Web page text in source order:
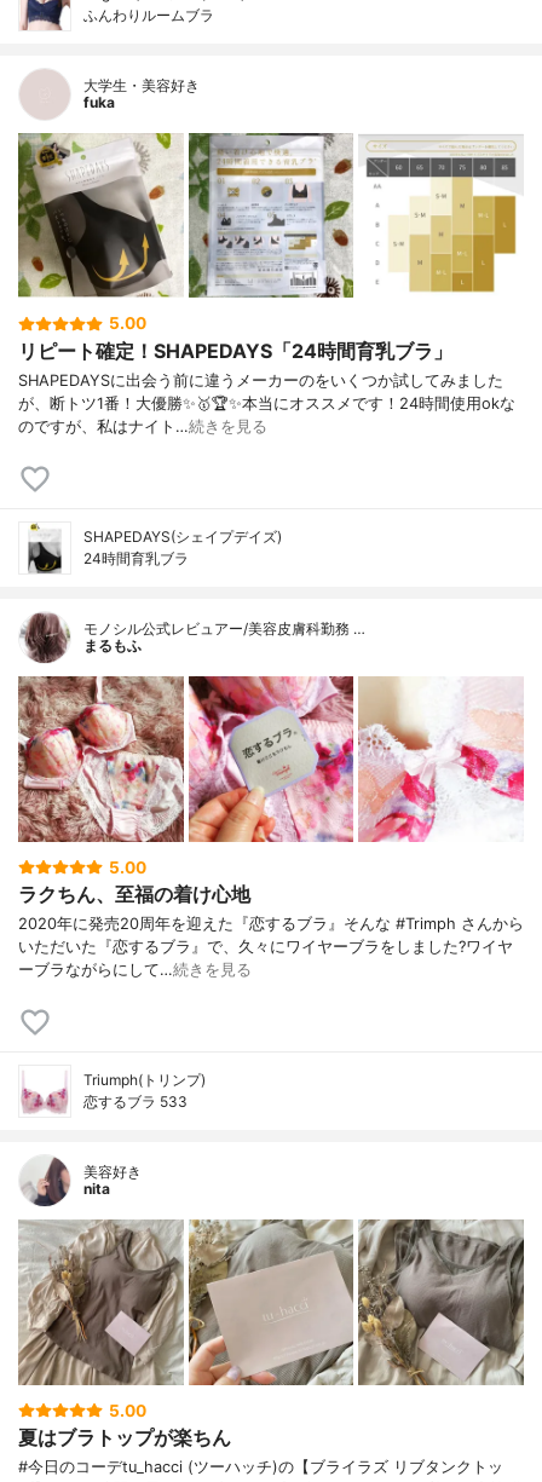
ふんわりルームブラ
大学生・美容好き
fuka
5.00
リピート確定！SHAPEDAYS「24時間育乳ブラ」
SHAPEDAYSに出会う前に‪違うメーカーのをいくつか試してみました
が、断トツ1番！大優勝✨🥇🏆✨‬本当にオススメです！24時間使用okな
のですが、私はナイト…続きを見る
SHAPEDAYS(シェイプデイズ)
24時間育乳ブラ
モノシル公式レビュアー/美容皮膚科勤務 …
まるもふ
5.00
ラクちん、至福の着け心地
2020年に発売20周年を迎えた『恋するブラ』そんな #Trimph さんから
いただいた『恋するブラ』で、久々にワイヤーブラをしました?ワイヤ
ーブラながらにして…続きを見る
Triumph(トリンプ)
恋するブラ 533
美容好き
nita
5.00
夏はブラトップが楽ちん
#今日のコーデtu_hacci (ツーハッチ)の【ブライラズ リブタンクトッ